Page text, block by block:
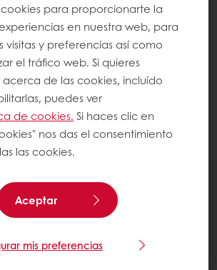
actualmente. Es algo que
en el futuro: acceder a
con el mismo correo
de usuario. En la
dos o más tiendas, cada
de IVA diferente, deberá
cuentas en MyPuratos.
cookies para proporcionarte la
en nuestra web, para
visitas y preferencias así como
el tráfico web. Si quieres
de las cookies, incluído
puedes ver
de cookies. Si haces clic en
nos das el consentimiento
las cookies.
Aceptar
mis preferencias